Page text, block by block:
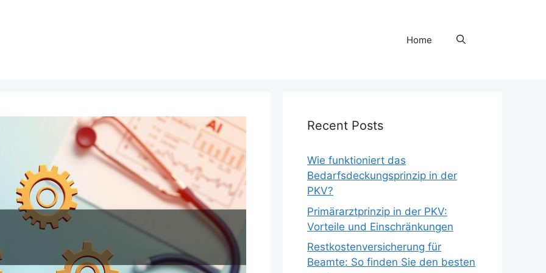
Home
Recent Posts
Wie funktioniert das
Bedarfsdeckungsprinzip in der
PKV?
Primärarztprinzip in der PKV:
Vorteile und Einschränkungen
Restkostenversicherung für
Beamte: So finden Sie den besten